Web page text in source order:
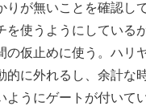
りが無いことを確認し
を使うようにしている
の仮止めに使う。ハリ
的に外れるし、余計な
ようにゲートが付いて